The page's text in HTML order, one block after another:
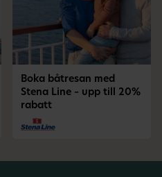
Boka båtresan med
Stena Line – upp till 20%
rabatt